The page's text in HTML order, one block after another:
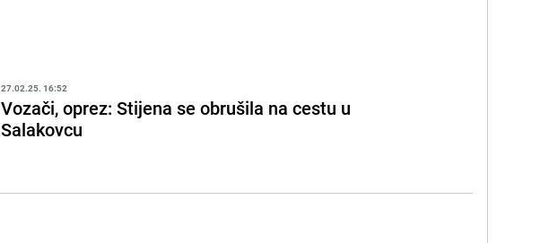
27.02.25. 16:52
Vozači, oprez: Stijena se obrušila na cestu u
Salakovcu